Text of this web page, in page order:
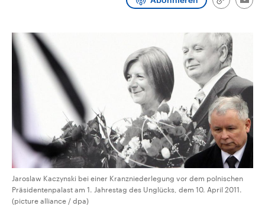
Link
Jaroslaw Kaczynski bei einer Kranzniederlegung vor dem polnischen
Präsidentenpalast am 1. Jahrestag des Unglücks, dem 10. April 2011.
(picture alliance / dpa)